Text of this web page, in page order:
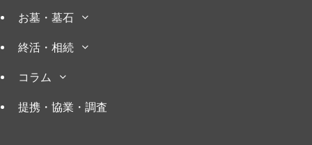
お墓・墓石
終活・相続
コラム
提携・協業・調査